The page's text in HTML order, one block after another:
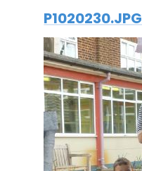
P1020230.JPG